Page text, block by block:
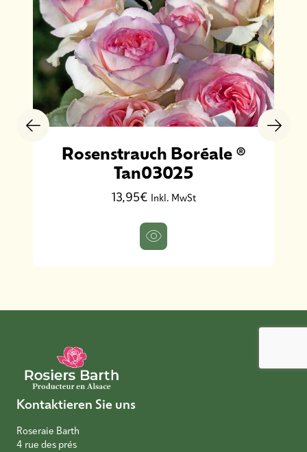
Rosenstrauch Boréale ®
Tan03025
13,95€ Inkl. MwSt
Kontaktieren Sie uns
Roseraie Barth
4 rue des prés